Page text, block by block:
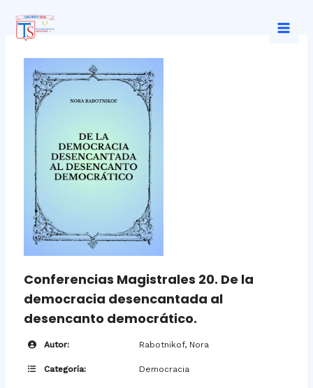
contenido
Conferencias Magistrales 20. De la
democracia desencantada al
desencanto democrático.
Autor: Rabotnikof, Nora
Categoría: Democracia